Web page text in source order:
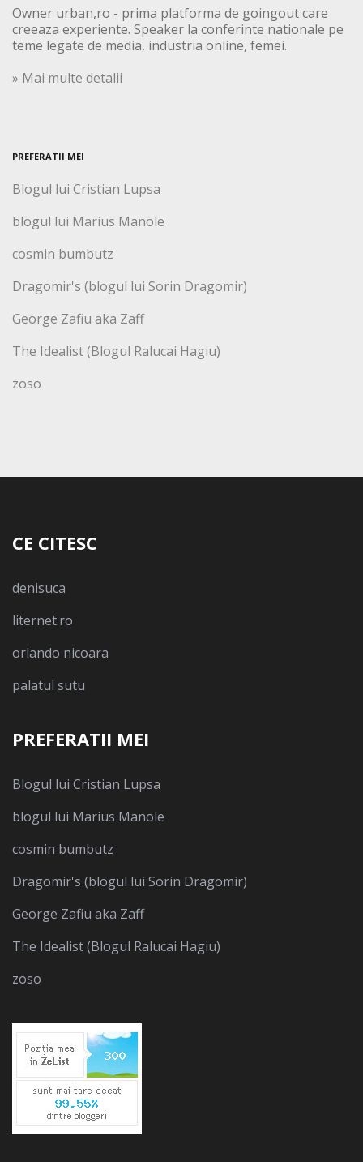
Owner urban,ro - prima platforma de goingout care
creeaza experiente. Speaker la conferinte nationale pe
teme legate de media, industria online, femei.
» Mai multe detalii
PREFERATII MEI
Blogul lui Cristian Lupsa
blogul lui Marius Manole
cosmin bumbutz
Dragomir's (blogul lui Sorin Dragomir)
George Zafiu aka Zaff
The Idealist (Blogul Ralucai Hagiu)
zoso
CE CITESC
denisuca
liternet.ro
orlando nicoara
palatul sutu
PREFERATII MEI
Blogul lui Cristian Lupsa
blogul lui Marius Manole
cosmin bumbutz
Dragomir's (blogul lui Sorin Dragomir)
George Zafiu aka Zaff
The Idealist (Blogul Ralucai Hagiu)
zoso